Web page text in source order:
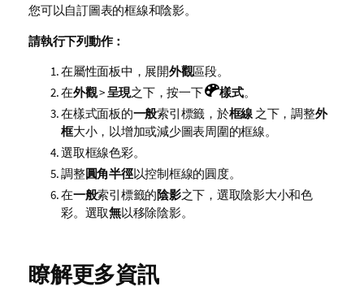
您可以自訂圖表的框線和陰影。
請執行下列動作：
在屬性面板中，展開外觀區段。
在外觀>呈現之下，按一下 樣式。
在樣式面板的一般索引標籤，於框線 之下，調整外
框大小，以增加或減少圖表周圍的框線。
選取框線色彩。
調整圓角半徑以控制框線的圓度。
在一般索引標籤的陰影之下，選取陰影大小和色
彩。選取無以移除陰影。
瞭解更多資訊